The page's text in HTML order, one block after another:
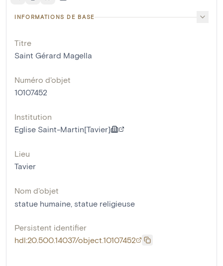
INFORMATIONS DE BASE
Titre
Saint Gérard Magella
Numéro d'objet
10107452
Institution
Eglise Saint-Martin[Tavier]
Lieu
Tavier
Nom d'objet
statue humaine, statue religieuse
Persistent identifier
hdl:20.500.14037/object.10107452